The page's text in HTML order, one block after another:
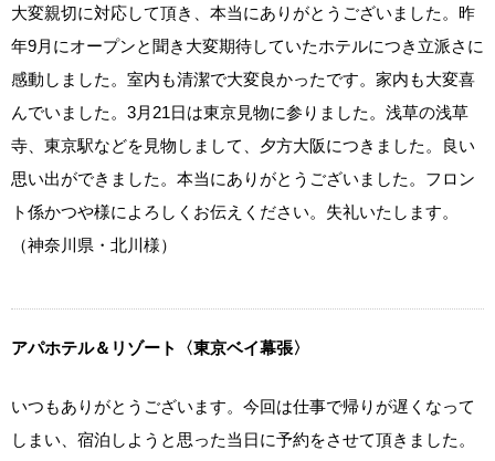
大変親切に対応して頂き、本当にありがとうございました。昨
年9月にオープンと聞き大変期待していたホテルにつき立派さに
感動しました。室内も清潔で大変良かったです。家内も大変喜
んでいました。3月21日は東京見物に参りました。浅草の浅草
寺、東京駅などを見物しまして、夕方大阪につきました。良い
思い出ができました。本当にありがとうございました。フロン
ト係かつや様によろしくお伝えください。失礼いたします。
（神奈川県・北川様）
アパホテル＆リゾート〈東京ベイ幕張〉
いつもありがとうございます。今回は仕事で帰りが遅くなって
しまい、宿泊しようと思った当日に予約をさせて頂きました。